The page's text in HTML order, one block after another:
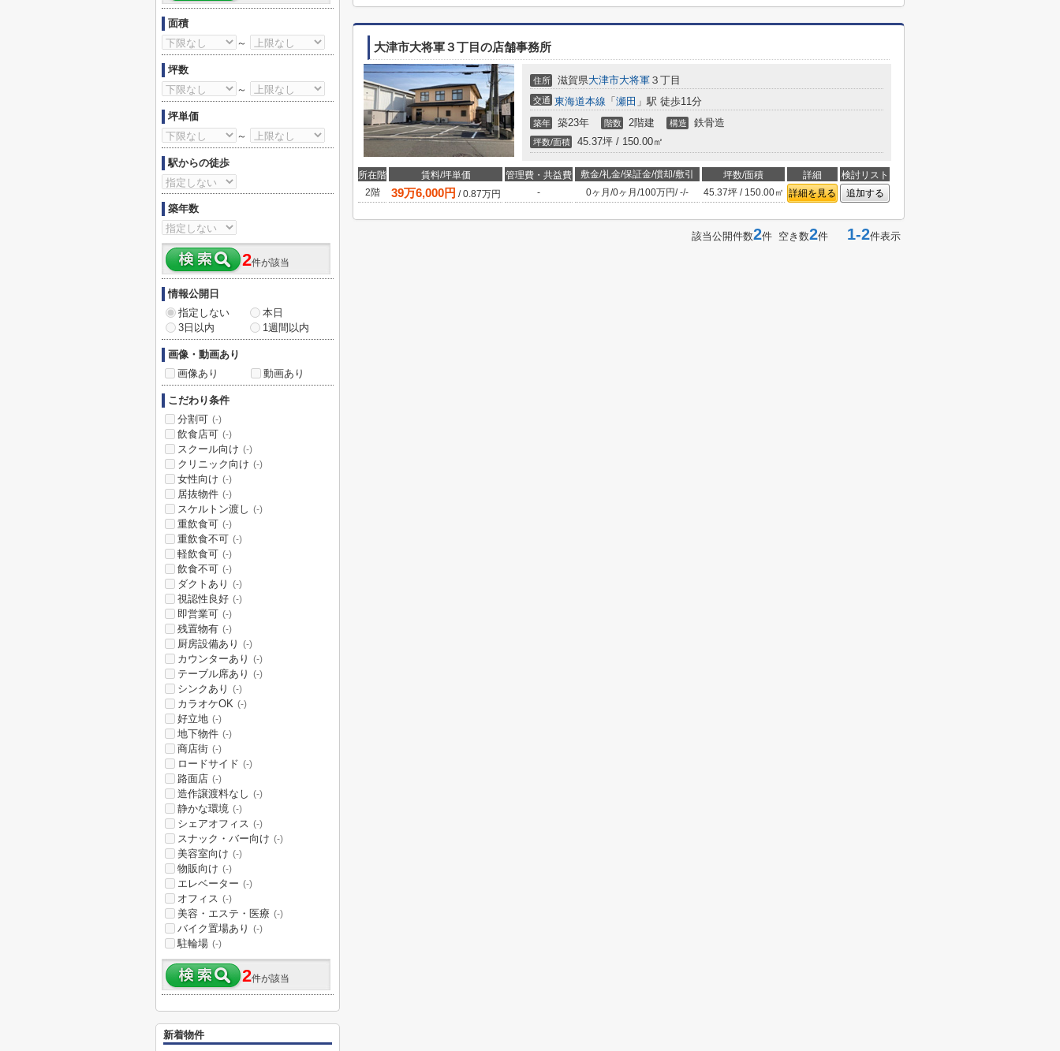
大津市大将軍３丁目の店舗事務所
住所 滋賀県大津市大将軍 ３丁目
交通 東海道本線 「 瀬田 」駅 徒歩11分
築年 築23年 階数 2階建 構造 鉄骨造
坪数/面積 45.37坪 / 150.00㎡
所在階 賃料/坪単価 管理費・共益費 敷金/礼金/保証金/償却/敷引 坪数/面積 詳細
検討リスト
2階
39万6,000円 /0.87万円 - 0ヶ月 /0ヶ月 /100万円/-/- 45.37坪 / 150.00㎡ 詳細を見る 追加する
該当公開件数2件 空き数2件 1-2件表示
面積
～
坪数
～
坪単価
～
駅からの徒歩
築年数
2件が該当
情報公開日
指定しない
本日
3日以内
1週間以内
画像・動画あり
画像あり
動画あり
こだわり条件
分割可 (-)
飲食店可 (-)
スクール向け (-)
クリニック向け (-)
女性向け (-)
居抜物件 (-)
スケルトン渡し (-)
重飲食可 (-)
重飲食不可 (-)
軽飲食可 (-)
飲食不可 (-)
ダクトあり (-)
視認性良好 (-)
即営業可 (-)
残置物有 (-)
厨房設備あり (-)
カウンターあり (-)
テーブル席あり (-)
シンクあり (-)
カラオケOK (-)
好立地 (-)
地下物件 (-)
商店街 (-)
ロードサイド (-)
路面店 (-)
造作譲渡料なし (-)
静かな環境 (-)
シェアオフィス (-)
スナック・バー向け (-)
美容室向け (-)
物販向け (-)
エレベーター (-)
オフィス (-)
美容・エステ・医療 (-)
バイク置場あり (-)
駐輪場 (-)
2件が該当
新着物件